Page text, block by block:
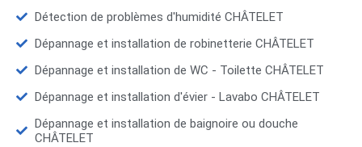
Détection de problèmes d'humidité CHÂTELET
Dépannage et installation de robinetterie CHÂTELET
Dépannage et installation de WC - Toilette CHÂTELET
Dépannage et installation d'évier - Lavabo CHÂTELET
Dépannage et installation de baignoire ou douche
CHÂTELET